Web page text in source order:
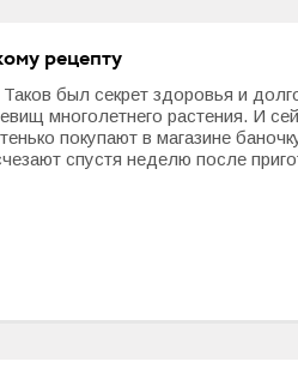
рецепту
был секрет здоровья и
многолетнего растения. И
покупают в магазине
спустя неделю после